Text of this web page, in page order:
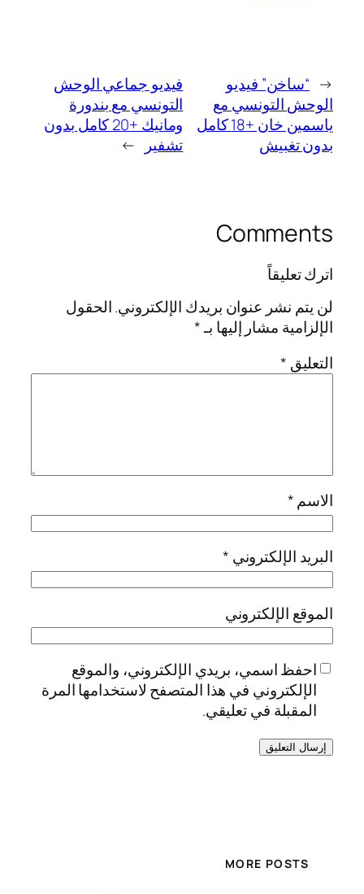
← “ساخن” فيديو
الوحش التونسي مع
ياسمين خان +18 كامل
بدون تغبيش
فيديو جماعي الوحش
التونسي مع بندورة
ومانيك +20 كامل بدون
تشفير
→
Comments
اترك تعليقاً
لن يتم نشر عنوان بريدك الإلكتروني.الحقول
الإلزامية مشار إليها بـ*
التعليق *
الاسم*
البريد الإلكتروني *
الموقع الإلكتروني
احفظ اسمي، بريدي الإلكتروني، والموقع
الإلكتروني في هذا المتصفح لاستخدامها المرة
المقبلة في تعليقي.
MORE POSTS